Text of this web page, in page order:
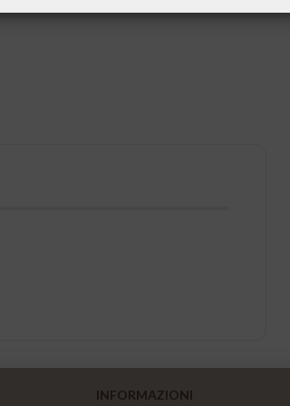
INFORMAZIONI